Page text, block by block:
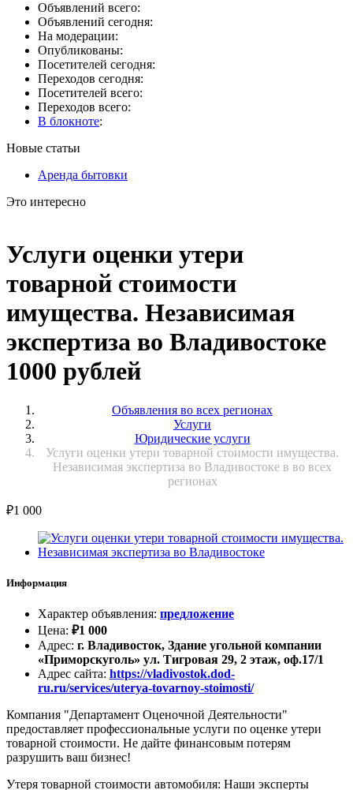
Объявлений всего:
Объявлений сегодня:
На модерации:
Опубликованы:
Посетителей сегодня:
Переходов сегодня:
Посетителей всего:
Переходов всего:
В блокноте:
Новые статьи
Аренда бытовки
Это интересно
Услуги оценки утери
товарной стоимости
имущества. Независимая
экспертиза во Владивостоке
1000 рублей
Объявления во всех регионах
Услуги
Юридические услуги
Услуги оценки утери товарной стоимости имущества.
Независимая экспертиза во Владивостоке в во всех
регионах
₽1 000
Информация
Характер объявления: предложение
Цена: ₽1 000
Адрес: г. Владивосток, Здание угольной компании
«Приморскуголь» ул. Тигровая 29, 2 этаж, оф.17/1
Адрес сайта: https://vladivostok.dod-
ru.ru/services/uterya-tovarnoy-stoimosti/
Компания "Департамент Оценочной Деятельности"
предоставляет профессиональные услуги по оценке утери
товарной стоимости. Не дайте финансовым потерям
разрушить ваш бизнес!
Утеря товарной стоимости автомобиля: Наши эксперты